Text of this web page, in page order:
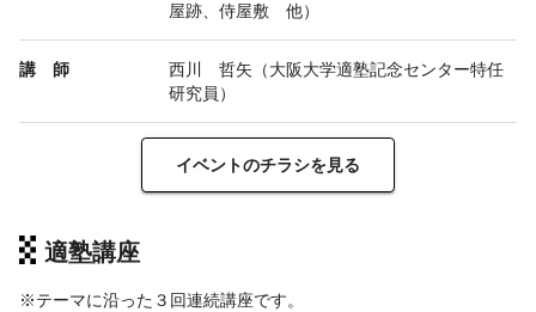
屋跡、侍屋敷 他）
講 師
西川 哲矢（大阪大学適塾記念センター特任
研究員）
イベントのチラシを見る
適塾講座
※テーマに沿った３回連続講座です。